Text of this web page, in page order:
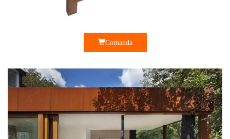
Comanda